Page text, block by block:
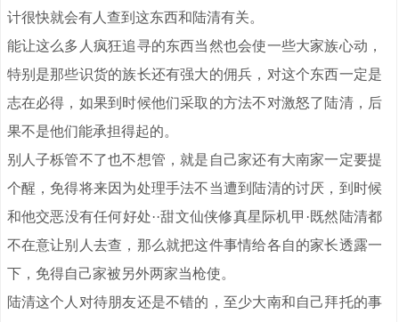
计很快就会有人查到这东西和陆清有关。
能让这么多人疯狂追寻的东西当然也会使一些大家族心动，
特别是那些识货的族长还有强大的佣兵，对这个东西一定是
志在必得，如果到时候他们采取的方法不对激怒了陆清，后
果不是他们能承担得起的。
别人子栎管不了也不想管，就是自己家还有大南家一定要提
个醒，免得将来因为处理手法不当遭到陆清的讨厌，到时候
和他交恶没有任何好处··甜文仙侠修真星际机甲·既然陆清都
不在意让别人去查，那么就把这件事情给各自的家长透露一
下，免得自己家被另外两家当枪使。
陆清这个人对待朋友还是不错的，至少大南和自己拜托的事